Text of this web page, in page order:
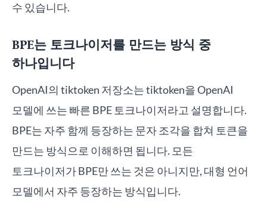
수 있습니다.
BPE는 토크나이저를 만드는 방식 중
하나입니다
OpenAI의 tiktoken 저장소는 tiktoken을 OpenAI
모델에 쓰는 빠른 BPE 토크나이저라고 설명합니다.
BPE는 자주 함께 등장하는 문자 조각을 합쳐 토큰을
만드는 방식으로 이해하면 됩니다. 모든
토크나이저가 BPE만 쓰는 것은 아니지만, 대형 언어
모델에서 자주 등장하는 방식입니다.